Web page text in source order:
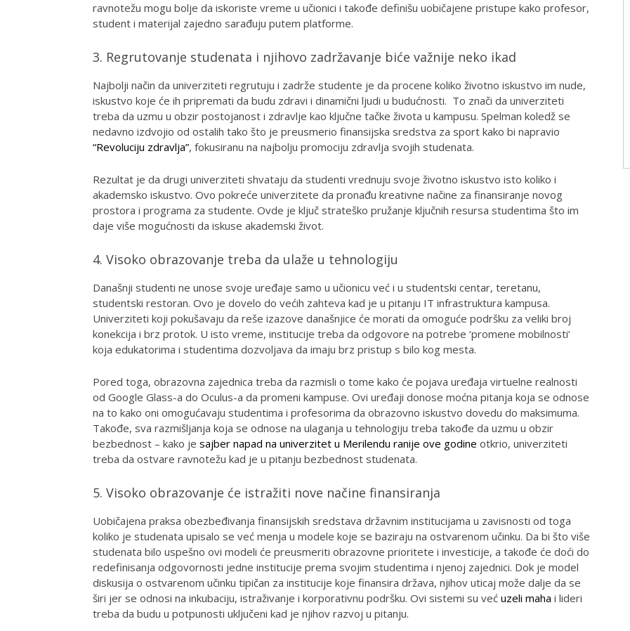
ravnotežu mogu bolje da iskoriste vreme u učionici i takođe definišu uobičajene pristupe kako profesor,
student i materijal zajedno sarađuju putem platforme.
3. Regrutovanje studenata i njihovo zadržavanje biće važnije neko ikad
Najbolji način da univerziteti regrutuju i zadrže studente je da procene koliko životno iskustvo im nude,
iskustvo koje će ih pripremati da budu zdravi i dinamični ljudi u budućnosti. To znači da univerziteti
treba da uzmu u obzir postojanost i zdravlje kao ključne tačke života u kampusu. Spelman koledž se
nedavno izdvojio od ostalih tako što je preusmerio finansijska sredstva za sport kako bi napravio
“Revoluciju zdravlja”, fokusiranu na najbolju promociju zdravlja svojih studenata.
Rezultat je da drugi univerziteti shvataju da studenti vrednuju svoje životno iskustvo isto koliko i
akademsko iskustvo. Ovo pokreće univerzitete da pronađu kreativne načine za finansiranje novog
prostora i programa za studente. Ovde je ključ strateško pružanje ključnih resursa studentima što im
daje više mogućnosti da iskuse akademski život.
4. Visoko obrazovanje treba da ulaže u tehnologiju
Današnji studenti ne unose svoje uređaje samo u učionicu već i u studentski centar, teretanu,
studentski restoran. Ovo je dovelo do većih zahteva kad je u pitanju IT infrastruktura kampusa.
Univerziteti koji pokušavaju da reše izazove današnjice će morati da omoguće podršku za veliki broj
konekcija i brz protok. U isto vreme, institucije treba da odgovore na potrebe ‘promene mobilnosti’
koja edukatorima i studentima dozvoljava da imaju brz pristup s bilo kog mesta.
Pored toga, obrazovna zajednica treba da razmisli o tome kako će pojava uređaja virtuelne realnosti
od Google Glass-a do Oculus-a da promeni kampuse. Ovi uređaji donose moćna pitanja koja se odnose
na to kako oni omogućavaju studentima i profesorima da obrazovno iskustvo dovedu do maksimuma.
Takođe, sva razmišljanja koja se odnose na ulaganja u tehnologiju treba takođe da uzmu u obzir
bezbednost – kako je sajber napad na univerzitet u Merilendu ranije ove godine otkrio, univerziteti
treba da ostvare ravnotežu kad je u pitanju bezbednost studenata.
5. Visoko obrazovanje će istražiti nove načine finansiranja
Uobičajena praksa obezbeđivanja finansijskih sredstava državnim institucijama u zavisnosti od toga
koliko je studenata upisalo se već menja u modele koje se baziraju na ostvarenom učinku. Da bi što više
studenata bilo uspešno ovi modeli će preusmeriti obrazovne prioritete i investicije, a takođe će doći do
redefinisanja odgovornosti jedne institucije prema svojim studentima i njenoj zajednici. Dok je model
diskusija o ostvarenom učinku tipičan za institucije koje finansira država, njihov uticaj može dalje da se
širi jer se odnosi na inkubaciju, istraživanje i korporativnu podršku. Ovi sistemi su već uzeli maha i lideri
treba da budu u potpunosti uključeni kad je njihov razvoj u pitanju.